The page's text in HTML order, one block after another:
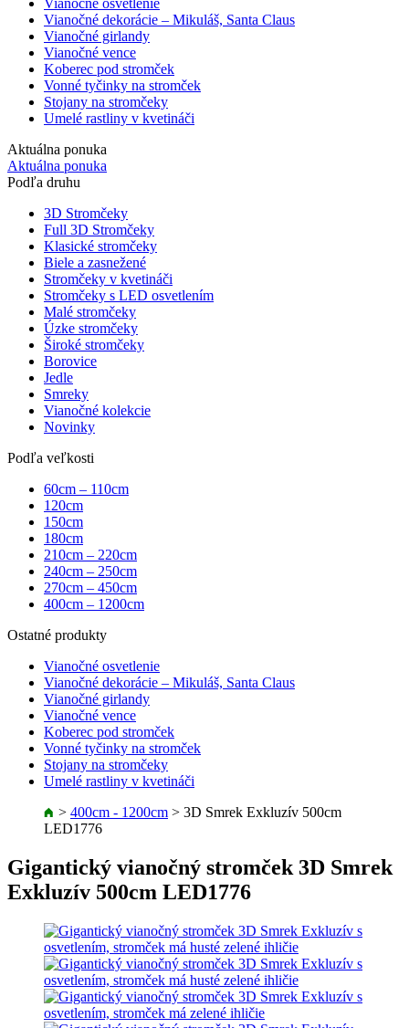
Vianočné osvetlenie
Vianočné dekorácie – Mikuláš, Santa Claus
Vianočné girlandy
Vianočné vence
Koberec pod stromček
Vonné tyčinky na stromček
Stojany na stromčeky
Umelé rastliny v kvetináči
Aktuálna ponuka
Aktuálna ponuka
Podľa druhu
3D Stromčeky
Full 3D Stromčeky
Klasické stromčeky
Biele a zasnežené
Stromčeky v kvetináči
Stromčeky s LED osvetlením
Malé stromčeky
Úzke stromčeky
Široké stromčeky
Borovice
Jedle
Smreky
Vianočné kolekcie
Novinky
Podľa veľkosti
60cm – 110cm
120cm
150cm
180cm
210cm – 220cm
240cm – 250cm
270cm – 450cm
400cm – 1200cm
Ostatné produkty
Vianočné osvetlenie
Vianočné dekorácie – Mikuláš, Santa Claus
Vianočné girlandy
Vianočné vence
Koberec pod stromček
Vonné tyčinky na stromček
Stojany na stromčeky
Umelé rastliny v kvetináči
> 400cm - 1200cm > 3D Smrek Exkluzív 500cm
LED1776
Gigantický vianočný stromček 3D Smrek
Exkluzív 500cm LED1776